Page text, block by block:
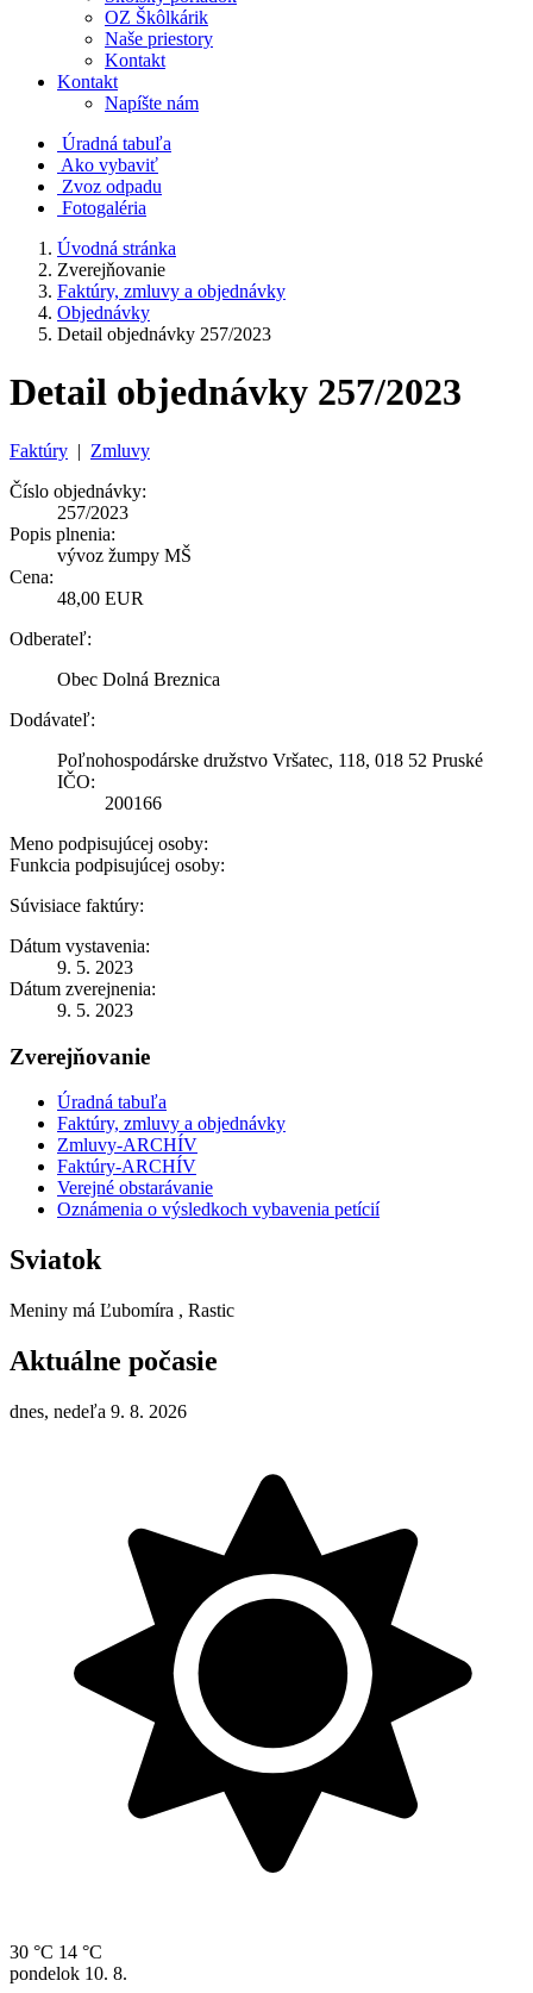
OZ Škôlkárik
Naše priestory
Kontakt
Kontakt
Napíšte nám
Úradná tabuľa
Ako vybaviť
Zvoz odpadu
Fotogaléria
Úvodná stránka
Zverejňovanie
Faktúry, zmluvy a objednávky
Objednávky
Detail objednávky 257/2023
Detail objednávky 257/2023
Faktúry | Zmluvy
Číslo objednávky:
257/2023
Popis plnenia:
vývoz žumpy MŠ
Cena:
48,00 EUR
Odberateľ:
Obec Dolná Breznica
Dodávateľ:
Poľnohospodárske družstvo Vršatec, 118, 018 52 Pruské
IČO:
200166
Meno podpisujúcej osoby:
Funkcia podpisujúcej osoby:
Súvisiace faktúry:
Dátum vystavenia:
9. 5. 2023
Dátum zverejnenia:
9. 5. 2023
Zverejňovanie
Úradná tabuľa
Faktúry, zmluvy a objednávky
Zmluvy-ARCHÍV
Faktúry-ARCHÍV
Verejné obstarávanie
Oznámenia o výsledkoch vybavenia petícií
Sviatok
Meniny má Ľubomíra , Rastic
Aktuálne počasie
dnes, nedeľa 9. 8. 2026
30 °C 14 °C
pondelok 10. 8.